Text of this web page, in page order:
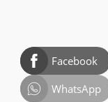
Facebook
WhatsApp